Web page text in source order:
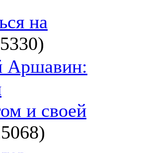
на
Аршавин:
и своей